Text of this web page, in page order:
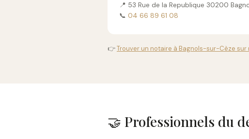
📍 53 Rue de la Republique 30200
📞 04 66 89 61 08
👉Trouver un notaire à Bagnols-sur-Cèze
🤝 Professionnels du